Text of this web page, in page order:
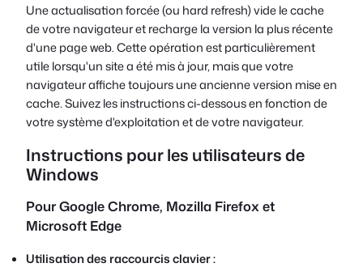
Portuguese
Czech
Une actualisation forcée (ou hard refresh) vide le cache
de votre navigateur et recharge la version la plus récente
d'une page web. Cette opération est particulièrement
utile lorsqu'un site a été mis à jour, mais que votre
navigateur affiche toujours une ancienne version mise en
cache. Suivez les instructions ci-dessous en fonction de
votre système d'exploitation et de votre navigateur.
Instructions pour les utilisateurs de
Windows
Pour Google Chrome, Mozilla Firefox et
Microsoft Edge
Utilisation des raccourcis clavier :